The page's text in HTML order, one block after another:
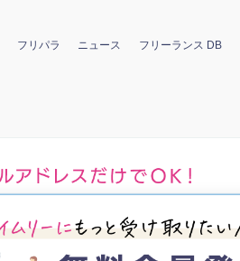
フリパラ ニュース フリーランス DB